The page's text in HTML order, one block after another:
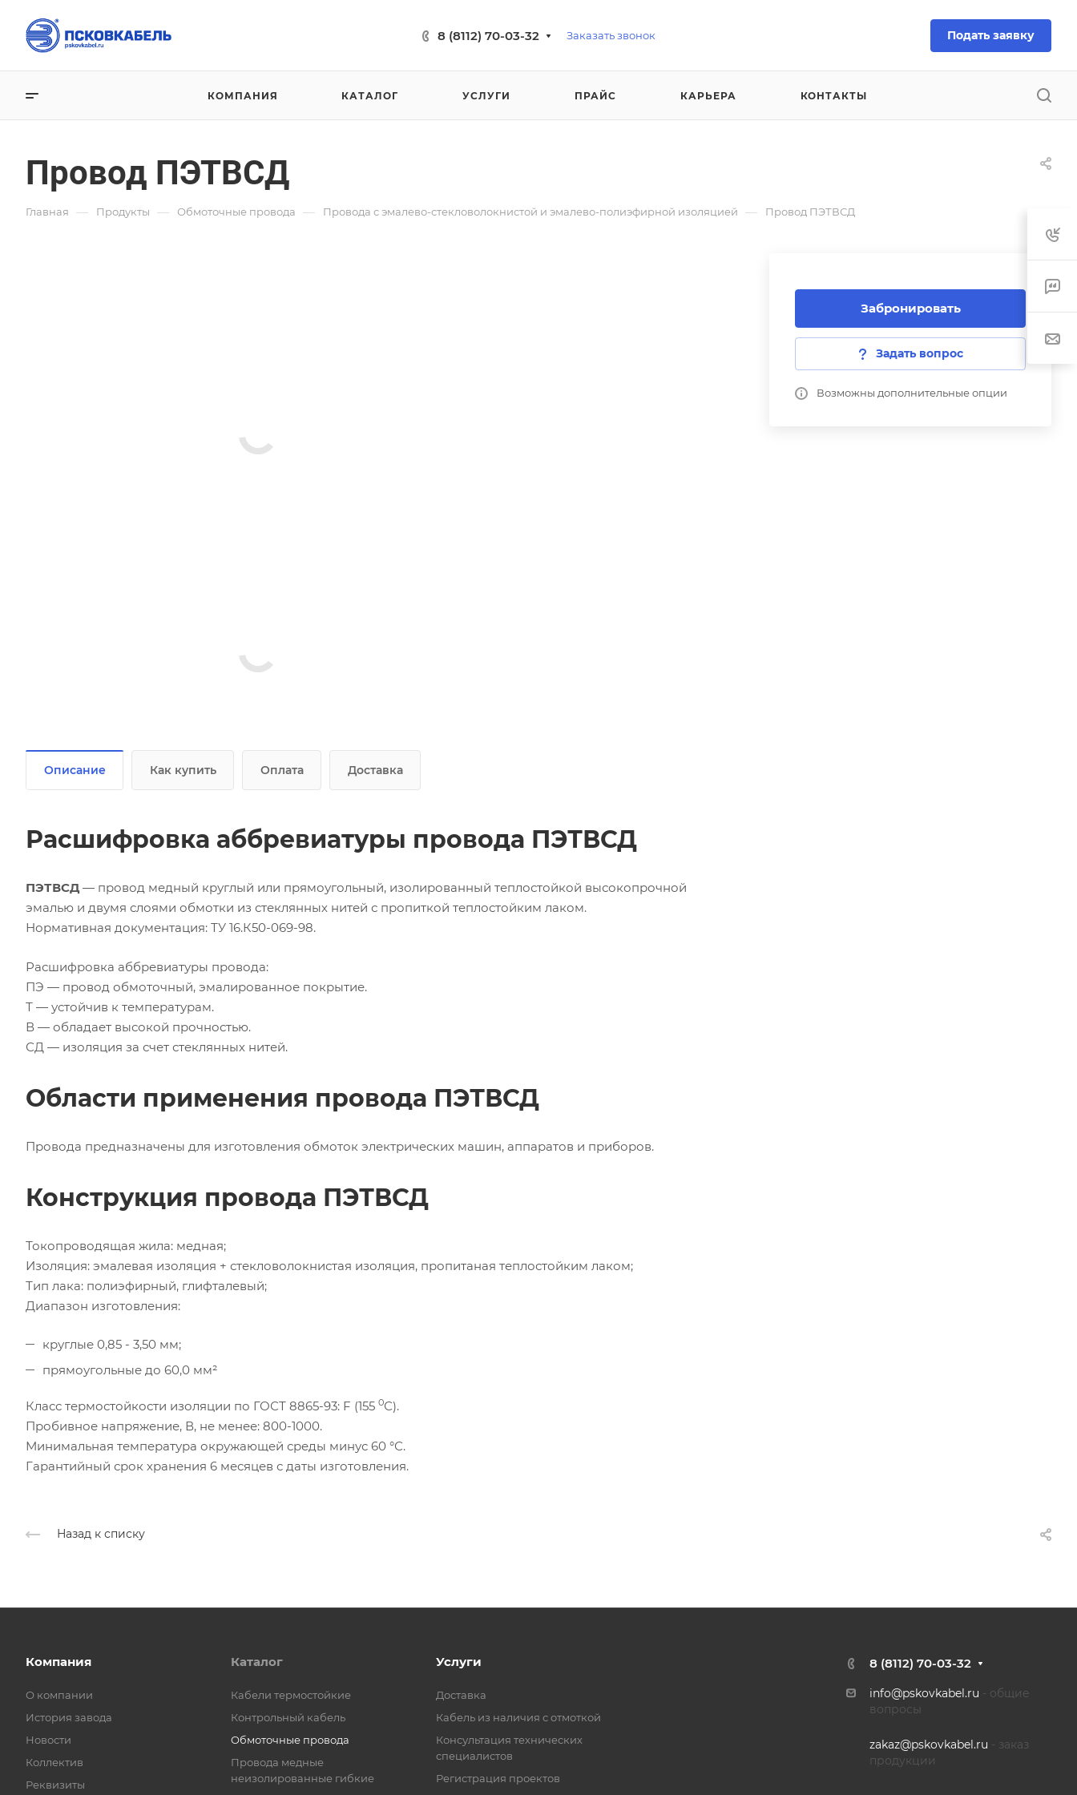
8 (8112) 70-03-32 Заказать звонок Подать заявку
КОМПАНИЯ КАТАЛОГ УСЛУГИ ПРАЙС КАРЬЕРА КОНТАКТЫ
Провод ПЭТВСД
Главная — Продукты — Обмоточные провода — Провода с эмалево-стекловолокнистой и эмалево-полиэфирной изоляцией — Провод ПЭТВСД
Забронировать
Задать вопрос
Возможны дополнительные опции
Описание Как купить Оплата Доставка
Расшифровка аббревиатуры провода ПЭТВСД
ПЭТВСД — провод медный круглый или прямоугольный, изолированный теплостойкой высокопрочной
эмалью и двумя слоями обмотки из стеклянных нитей с пропиткой теплостойким лаком.
Нормативная документация: ТУ 16.К50-069-98.
Расшифровка аббревиатуры провода:
ПЭ — провод обмоточный, эмалированное покрытие.
Т — устойчив к температурам.
В — обладает высокой прочностью.
СД — изоляция за счет стеклянных нитей.
Области применения провода ПЭТВСД
Провода предназначены для изготовления обмоток электрических машин, аппаратов и приборов.
Конструкция провода ПЭТВСД
Токопроводящая жила: медная;
Изоляция: эмалевая изоляция + стекловолокнистая изоляция, пропитаная теплостойким лаком;
Тип лака: полиэфирный, глифталевый;
Диапазон изготовления:
круглые 0,85 - 3,50 мм;
прямоугольные до 60,0 мм²
Класс термостойкости изоляции по ГОСТ 8865-93: F (155 0С).
Пробивное напряжение, В, не менее: 800-1000.
Минимальная температура окружающей среды минус 60 °С.
Гарантийный срок хранения 6 месяцев с даты изготовления.
Назад к списку
Компания
О компании
История завода
Новости
Коллектив
Реквизиты
Каталог
Кабели термостойкие
Контрольный кабель
Обмоточные провода
Провода медные
неизолированные гибкие
Услуги
Доставка
Кабель из наличия с отмоткой
Консультация технических
специалистов
Регистрация проектов
8 (8112) 70-03-32
info@pskovkabel.ru - общие
вопросы
zakaz@pskovkabel.ru - заказ
продукции